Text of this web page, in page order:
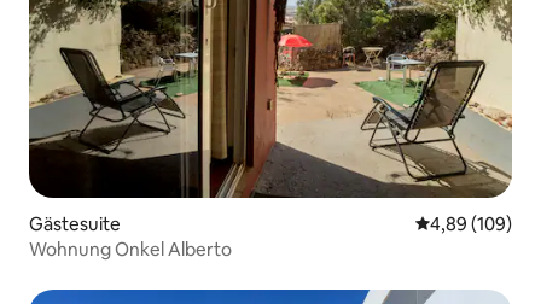
Gästesuite
4,89 (109)
Wohnung Onkel Alberto